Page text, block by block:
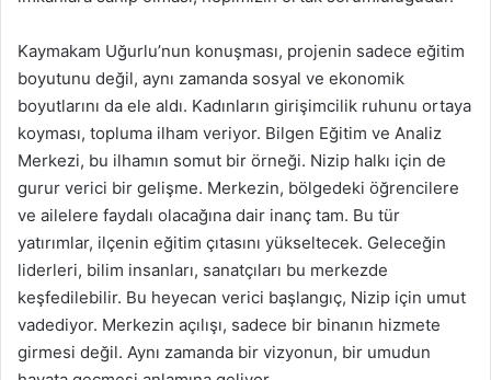
Kaymakam Uğurlu’nun konuşması, projenin sadece eğitim
boyutunu değil, aynı zamanda sosyal ve ekonomik
boyutlarını da ele aldı. Kadınların girişimcilik ruhunu ortaya
koyması, topluma ilham veriyor. Bilgen Eğitim ve Analiz
Merkezi, bu ilhamın somut bir örneği. Nizip halkı için de
gurur verici bir gelişme. Merkezin, bölgedeki öğrencilere
ve ailelere faydalı olacağına dair inanç tam. Bu tür
yatırımlar, ilçenin eğitim çıtasını yükseltecek. Geleceğin
liderleri, bilim insanları, sanatçıları bu merkezde
keşfedilebilir. Bu heyecan verici başlangıç, Nizip için umut
vadediyor. Merkezin açılışı, sadece bir binanın hizmete
girmesi değil. Aynı zamanda bir vizyonun, bir umudun